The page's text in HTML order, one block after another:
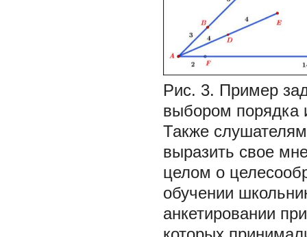
Рис. 3. Пример
выбором порядка
Также
выразить свое
целом о
обучении
анкетировании